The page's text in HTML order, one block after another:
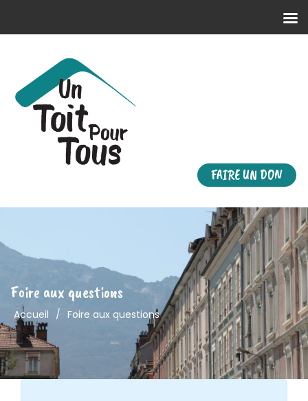
FAIRE UN DON
Foire aux questions
Accueil / Foire aux questions